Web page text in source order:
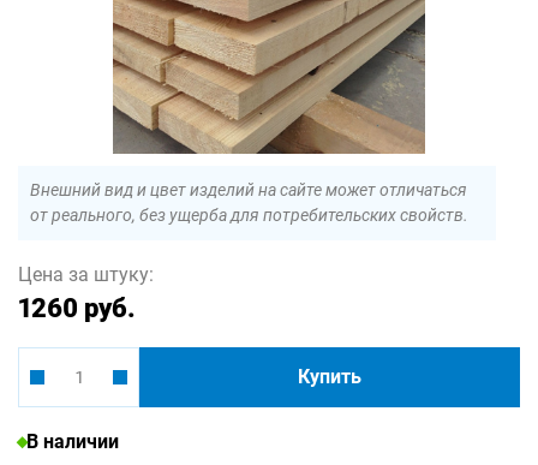
Внешний вид и цвет изделий на сайте может отличаться
от реального, без ущерба для потребительских свойств.
Цена за штуку:
1260 руб.
Купить
В наличии